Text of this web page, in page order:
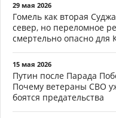
29 мая 2026
Гомель как вторая
север, но переломное
смертельно опасно для
15 мая 2026
Путин после Парада
Почему ветераны СВО
боятся предательства